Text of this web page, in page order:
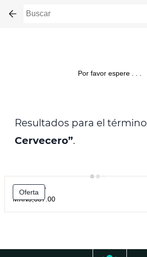
main
Por favor espere . . .
Resultados para el término
Cervecero”.
Oferta
Kit Iniciador
MXN3,687.00